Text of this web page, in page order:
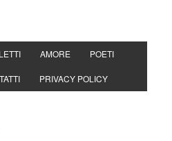
AMORE POETI
PRIVACY POLICY